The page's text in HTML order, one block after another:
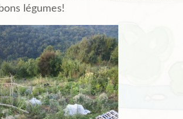
légumes!